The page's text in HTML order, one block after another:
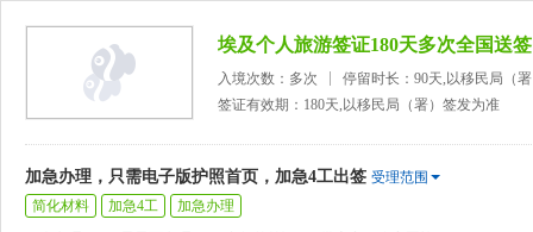
埃及个人旅游签证180天多次全国送签
入境次数：多次
停留时长：90天,以移民局（
签证有效期：180天,以移民局（署）签发为准
加急办理，只需电子版护照首页，加急4工出签 受理范围
简化材料
加急4工
加急办理